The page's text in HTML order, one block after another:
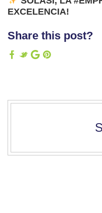
EXCELENCIA!
Share this post?